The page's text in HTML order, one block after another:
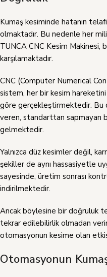
Kumaş kesiminde hatanın
olmaktadır. Bu nedenle her
TUNCA CNC Kesim Makinesi,
karşılamaktadır.
CNC (Computer Numerical
sistem, her bir kesim
göre gerçekleştirmektedir. Bu
veren, standarttan sapmayan
gelmektedir.
Yalnızca düz kesimler değil,
şekiller de aynı hassasiyetle
sayesinde, üretim sonrası
indirilmektedir.
Ancak böylesine bir doğruluk
tekrar edilebilirlik olmadan
otomasyonun kesime olan
Otomasyonun